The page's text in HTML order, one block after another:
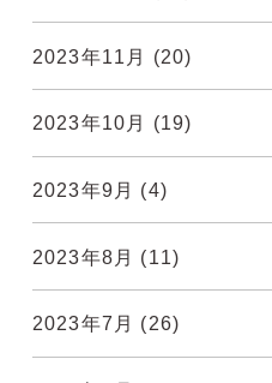
2023年11月 (20)
2023年10月 (19)
2023年9月 (4)
2023年8月 (11)
2023年7月 (26)